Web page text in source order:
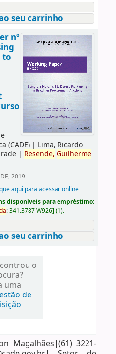
seu carrinho
nº
to
(CADE)| Lima, Ricardo
| Resende, Guilherme
2019
aqui para acessar online
disponíveis para empréstimo:
da:341.3787 W926] (1).
seu carrinho
o
uma
de
Magalhães|(61) 3221-